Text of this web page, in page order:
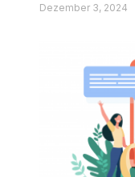
Dezember 3, 2024